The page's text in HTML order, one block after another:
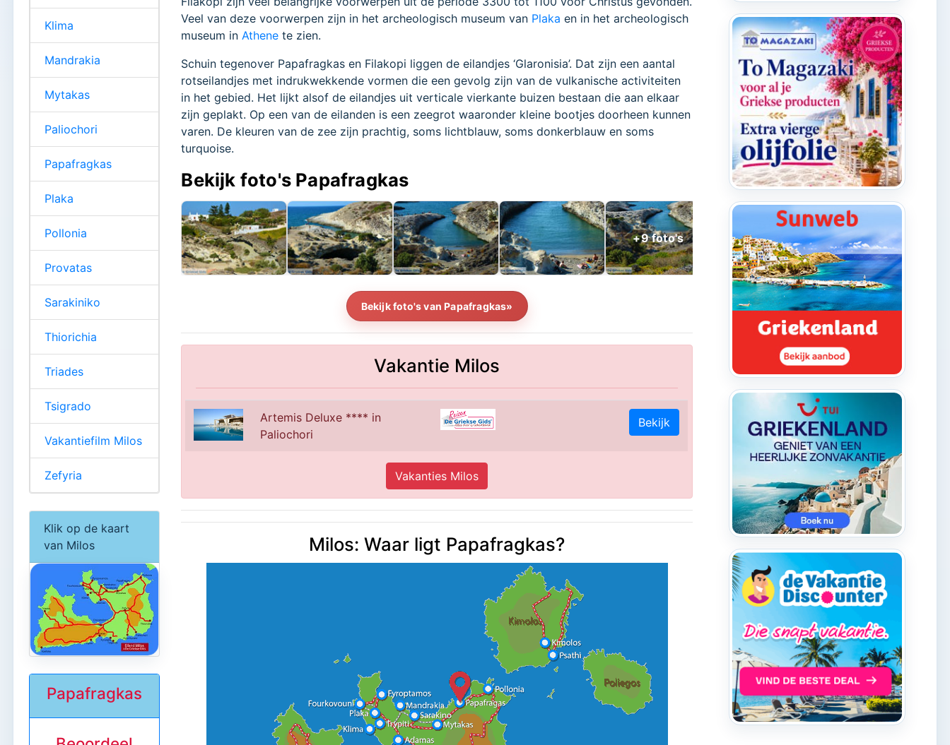
Veel van deze voorwerpen zijn in het archeologisch museum van Plaka en in het archeologisch
museum in Athene te zien.
Schuin tegenover Papafragkas en Filakopi liggen de eilandjes ‘Glaronisia’. Dat zijn een aantal
rotseilandjes met indrukwekkende vormen die een gevolg zijn van de vulkanische activiteiten
in het gebied. Het lijkt alsof de eilandjes uit verticale vierkante buizen bestaan die aan elkaar
zijn geplakt. Op een van de eilanden is een zeegrot waaronder kleine bootjes doorheen kunnen
varen. De kleuren van de zee zijn prachtig, soms lichtblauw, soms donkerblauw en soms
turquoise.
Bekijk foto's Papafragkas
Bekijk foto's van Papafragkas»
Vakantie Milos
Artemis Deluxe **** in
Paliochori
Bekijk
Vakanties Milos
Milos: Waar ligt Papafragkas?
Klima
Mandrakia
Mytakas
Paliochori
Papafragkas
Plaka
Pollonia
Provatas
Sarakiniko
Thiorichia
Triades
Tsigrado
Vakantiefilm Milos
Zefyria
Klik op de kaart
van Milos
Papafragkas